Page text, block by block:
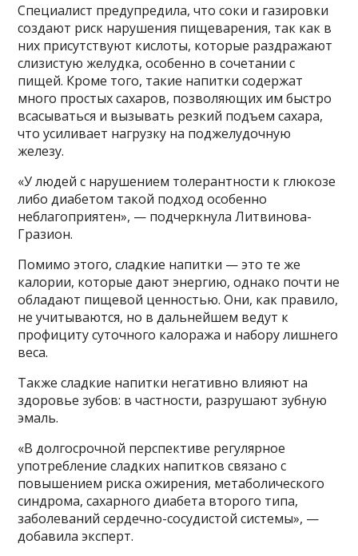
Специалист предупредила, что соки и газировки
создают риск нарушения пищеварения, так как в
них присутствуют кислоты, которые раздражают
слизистую желудка, особенно в сочетании с
пищей. Кроме того, такие напитки содержат
много простых сахаров, позволяющих им быстро
всасываться и вызывать резкий подъем сахара,
что усиливает нагрузку на поджелудочную
железу.
«У людей с нарушением толерантности к глюкозе
либо диабетом такой подход особенно
неблагоприятен», — подчеркнула Литвинова-
Гразион.
Помимо этого, сладкие напитки — это те же
калории, которые дают энергию, однако почти не
обладают пищевой ценностью. Они, как правило,
не учитываются, но в дальнейшем ведут к
профициту суточного калоража и набору лишнего
веса.
Также сладкие напитки негативно влияют на
здоровье зубов: в частности, разрушают зубную
эмаль.
«В долгосрочной перспективе регулярное
употребление сладких напитков связано с
повышением риска ожирения, метаболического
синдрома, сахарного диабета второго типа,
заболеваний сердечно-сосудистой системы», —
добавила эксперт.